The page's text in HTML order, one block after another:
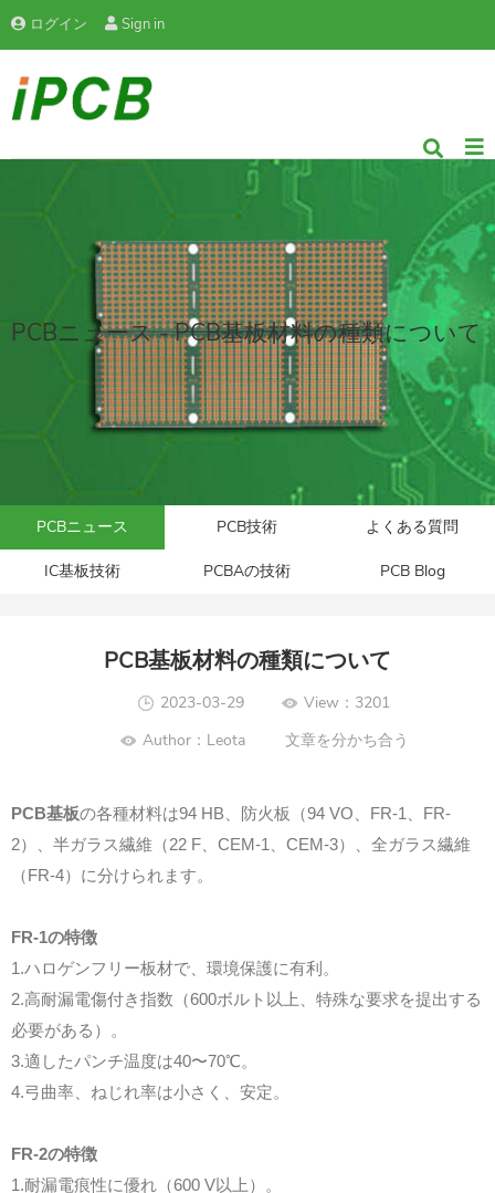
ログイン Sign in
PCBニュース - PCB基板材料の種類について
PCBニュース PCB技術 よくある質問
IC基板技術 PCBAの技術 PCB Blog
PCB基板材料の種類について
2023-03-29
View：3201
Author：Leota 文章を分かち合う
PCB基板の各種材料は94 HB、防火板（94 VO、FR-1、FR-
2）、半ガラス繊維（22 F、CEM-1、CEM-3）、全ガラス繊維
（FR-4）に分けられます。
FR-1の特徴
1.ハロゲンフリー板材で、環境保護に有利。
2.高耐漏電傷付き指数（600ボルト以上、特殊な要求を提出する
必要がある）。
3.適したパンチ温度は40〜70℃。
4.弓曲率、ねじれ率は小さく、安定。
FR-2の特徴
1.耐漏電痕性に優れ（600 V以上）。